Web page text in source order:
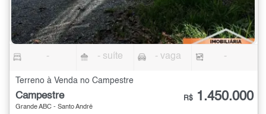
- - suíte - vaga -
Terreno à Venda no Campestre
Campestre
Grande ABC - Santo André
R$ 1.450.000